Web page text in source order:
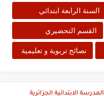
السنة الرابعة ابتدائي
القسم التحضيري
نصائح تربوية و تعليمية
المدرسة الابتدائية الجزائرية